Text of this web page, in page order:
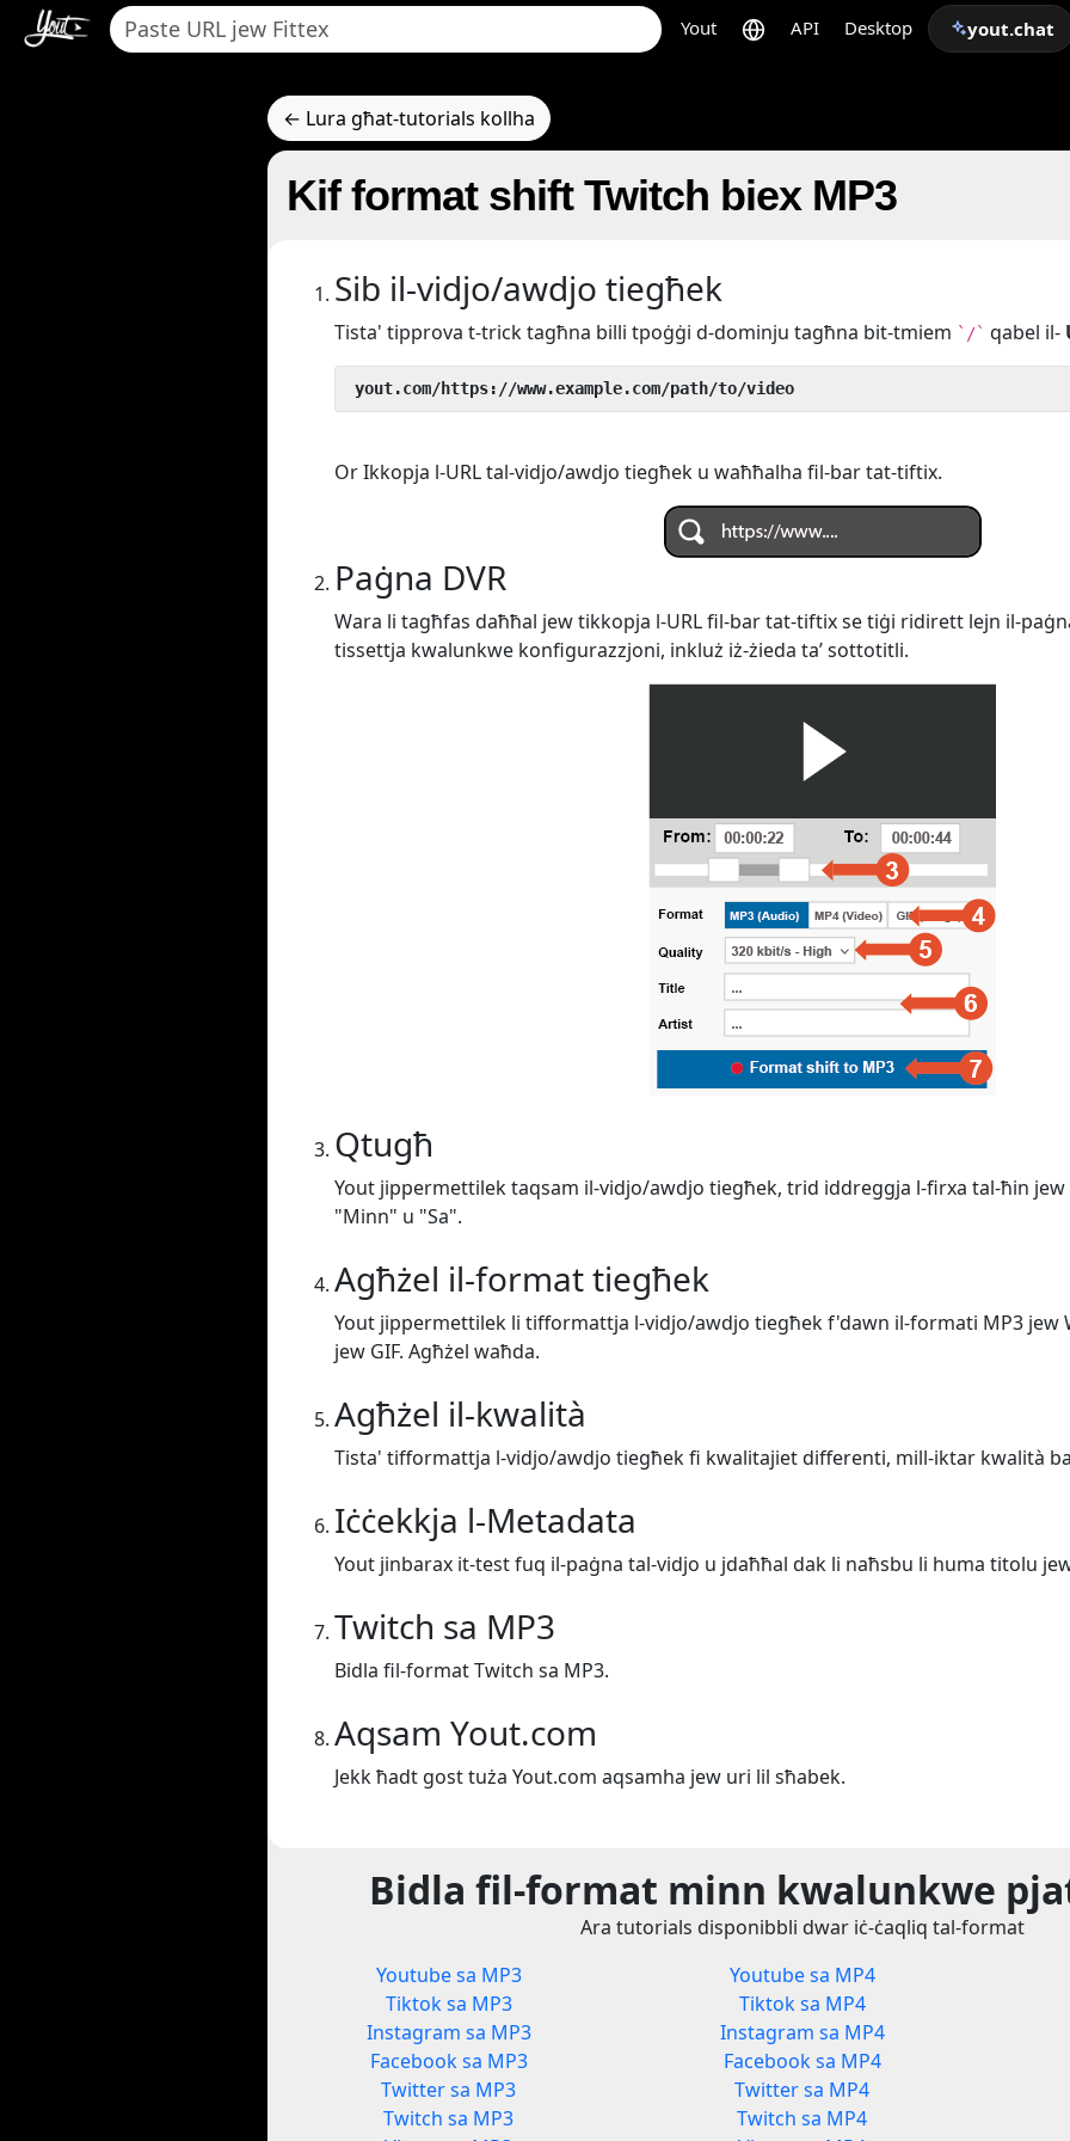
Yout API Desktop yout.chat
← Lura għat-tutorials kollha
Kif format shift Twitch biex MP3
Sib il-vidjo/awdjo tiegħek
Tista' tipprova t-trick tagħna billi tpoġġi d-dominju tagħna bit-tmiem `/` qabel il-
yout.com/https://www.example.com/path/to/video
Or Ikkopja l-URL tal-vidjo/awdjo tiegħek u waħħalha fil-bar tat-tiftix.
Paġna DVR
Wara li tagħfas daħħal jew tikkopja l-URL fil-bar tat-tiftix se tiġi ridirett lejn il-
tissettja kwalunkwe konfigurazzjoni, inkluż iż-żieda ta’ sottotitli.
Qtugħ
Yout jippermettilek taqsam il-vidjo/awdjo tiegħek, trid iddreggja l-firxa tal-ħin
"Minn" u "Sa".
Agħżel il-format tiegħek
Yout jippermettilek li tifformattja l-vidjo/awdjo tiegħek f'dawn il-formati MP3 jew
jew GIF. Agħżel waħda.
Agħżel il-kwalità
Tista' tifformattja l-vidjo/awdjo tiegħek fi kwalitajiet differenti, mill-iktar kwalità
Iċċekkja l-Metadata
Yout jinbarax it-test fuq il-paġna tal-vidjo u jdaħħal dak li naħsbu li huma titolu
Twitch sa MP3
Bidla fil-format Twitch sa MP3.
Aqsam Yout.com
Jekk ħadt gost tuża Yout.com aqsamha jew uri lil sħabek.
Bidla fil-format minn kwalunkwe
Ara tutorials disponibbli dwar iċ-ċaqliq tal-format
Youtube sa MP3
Tiktok sa MP3
Instagram sa MP3
Facebook sa MP3
Twitter sa MP3
Twitch sa MP3
Youtube sa MP4
Tiktok sa MP4
Instagram sa MP4
Facebook sa MP4
Twitter sa MP4
Twitch sa MP4